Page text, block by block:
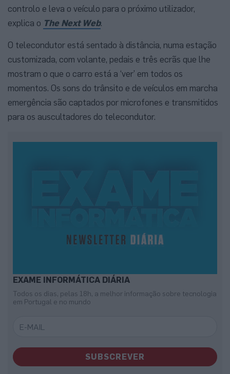
controlo e leva o veículo para o próximo utilizador,
explica o The Next Web.
O telecondutor está sentado à distância, numa estação
customizada, com volante, pedais e três ecrãs que lhe
mostram o que o carro está a ‘ver’ em todos os
momentos. Os sons do trânsito e de veículos em marcha
emergência são captados por microfones e transmitidos
para os auscultadores do telecondutor.
EXAME INFORMÁTICA DIÁRIA
Todos os dias, pelas 18h, a melhor informação sobre tecnologia
em Portugal e no mundo
SUBSCREVER